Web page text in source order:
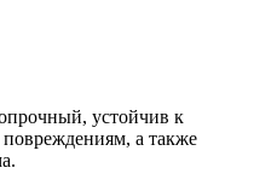
устойчив к
а также